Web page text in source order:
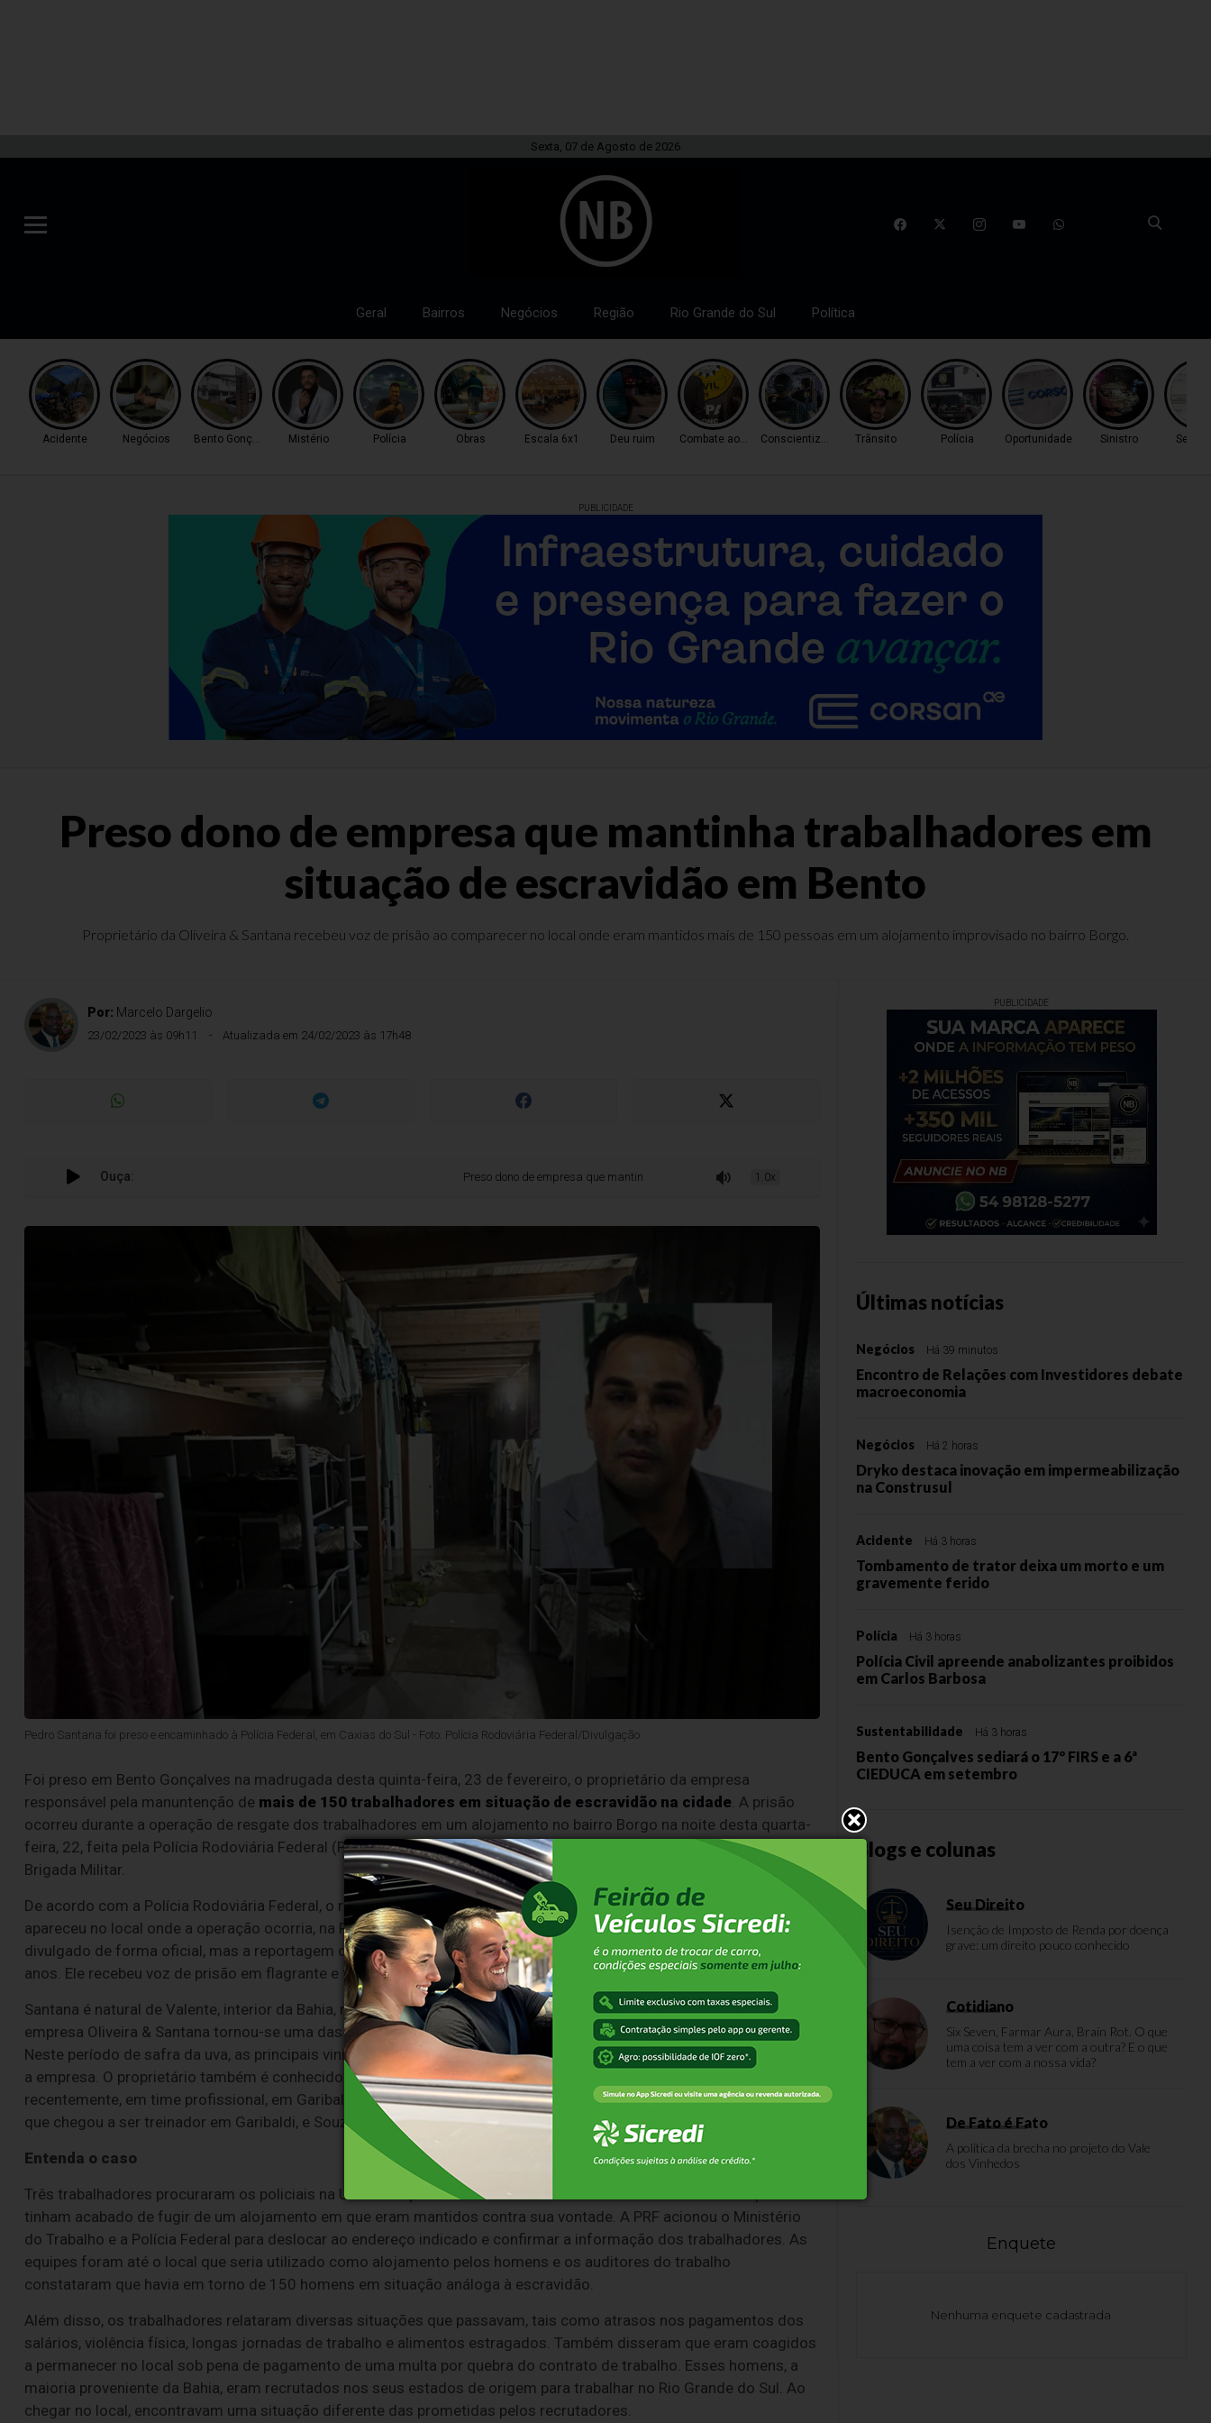
Sexta, 07 de Agosto de 2026
Geral Bairros Negócios Região Rio Grande do Sul Política
Acidente Negócios Bento Gonçalves Mistério Polícia Obras Escala 6x1 Deu ruim Combate ao TráficoConscientização Trânsito Polícia Oportunidade Sinistro Seu
PUBLICIDADE
Preso dono de empresa que mantinha trabalhadores em
situação de escravidão em Bento
Proprietário da Oliveira & Santana recebeu voz de prisão ao comparecer no local onde eram mantidos mais de 150 pessoas em um alojamento improvisado no bairro Borgo.
Por: Marcelo Dargelio
23/02/2023 às 09h11 Atualizada em 24/02/2023 às 17h48
Ouça: Preso dono de empresa que mantinha trabalhadores em situação de escravidão em Bento
1.0x
Pedro Santana foi preso e encaminhado à Polícia Federal, em Caxias do Sul - Foto: Polícia Rodoviária Federal/Divulgação
Foi preso em Bento Gonçalves na madrugada desta quinta-feira, 23 de fevereiro, o proprietário da empresa
responsável pela manuntenção de mais de 150 trabalhadores em situação de escravidão na cidade . A prisão
ocorreu durante a operação de resgate dos trabalhadores em um alojamento no bairro Borgo na noite desta quarta-
feira, 22, feita pela Polícia Rodoviária Federal (PRF), Polícia Federal (PF) e Ministério do Trabalho, com apoio da
Brigada Militar.
De acordo com a Polícia Rodoviária Federal, o responsável pela empresa Oliveira & Santana foi preso assim que
apareceu no local onde a operação ocorria, na Rua Fortunato João Rizzardo, no bairro Borgo. O nome dele não foi
divulgado de forma oficial, mas a reportagem do NB Notícias descobriu que trata-se de Pedro Oliveira Santana, de 45
anos. Ele recebeu voz de prisão em flagrante e foi levado para a Polícia Federal, em Caxias do Sul.
Santana é natural de Valente, interior da Bahia, mas já estava instalado em Bento Gonçalves há mais de 10 anos. A
empresa Oliveira & Santana tornou-se uma das principais fornecedoras de mão de obra para empresas da região.
Neste período de safra da uva, as principais vinicolas de Bento Gonçalves e Garibaldi contratavam mão de obra com
a empresa. O proprietário também é conhecido por investir em times de futebol amador de Bento Gonçalves e,
recentemente, em time profissional, em Garibaldi. Nas competições amadoras, ex-craques do futebol, como Iarley,
que chegou a ser treinador em Garibaldi, e Souza, ex-Grêmio, jogaram no time patrocinado por Santana.
Entenda o caso
Três trabalhadores procuraram os policiais na Unidade Operacional da PRF em Caxias do Sul e informaram que
tinham acabado de fugir de um alojamento em que eram mantidos contra sua vontade. A PRF acionou o Ministério
do Trabalho e a Polícia Federal para deslocar ao endereço indicado e confirmar a informação dos trabalhadores. As
equipes foram até o local que seria utilizado como alojamento pelos homens e os auditores do trabalho
constataram que havia em torno de 150 homens em situação análoga à escravidão.
Além disso, os trabalhadores relataram diversas situações que passavam, tais como atrasos nos pagamentos dos
salários, violência física, longas jornadas de trabalho e alimentos estragados. Também disseram que eram coagidos
a permanecer no local sob pena de pagamento de uma multa por quebra do contrato de trabalho. Esses homens, a
maioria proveniente da Bahia, eram recrutados nos seus estados de origem para trabalhar no Rio Grande do Sul. Ao
chegar no local, encontravam uma situação diferente das prometidas pelos recrutadores.
PUBLICIDADE
Últimas notícias
Negócios Há 39 minutos
Encontro de Relações com Investidores debate
macroeconomia
Negócios Há 2 horas
Dryko destaca inovação em impermeabilização
na Construsul
Acidente Há 3 horas
Tombamento de trator deixa um morto e um
gravemente ferido
Polícia Há 3 horas
Polícia Civil apreende anabolizantes proibidos
em Carlos Barbosa
Sustentabilidade Há 3 horas
Bento Gonçalves sediará o 17º FIRS e a 6ª
CIEDUCA em setembro
Blogs e colunas
Seu Direito
Isenção de Imposto de Renda por doença
grave: um direito pouco conhecido
Cotidiano
Six Seven, Farmar Aura, Brain Rot. O que
uma coisa tem a ver com a outra? E o que
tem a ver com a nossa vida?
De Fato é Fato
A política da brecha no projeto do Vale
dos Vinhedos
Enquete
Nenhuma enquete cadastrada